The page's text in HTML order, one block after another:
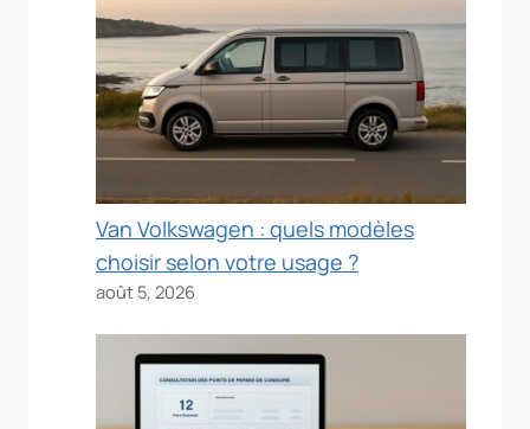
Van Volkswagen : quels modèles
choisir selon votre usage ?
août 5, 2026